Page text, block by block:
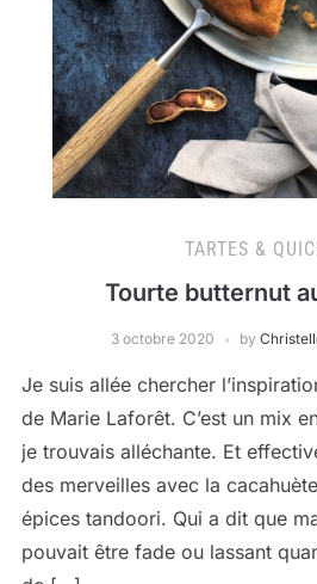
TARTES &
Tourte butternut
3 octobre 2020 by
Je suis allée chercher
de Marie Laforêt. C’est un mix
je trouvais alléchante. Et
des merveilles avec la
épices tandoori. Qui a dit que
pouvait être fade ou lassant